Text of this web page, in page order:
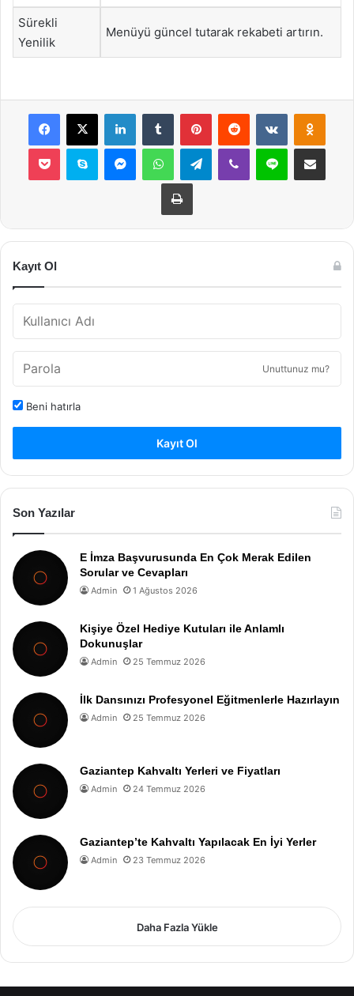
Sürekli
Yenilik
Menüyü güncel tutarak rekabeti artırın.
Facebook
X LinkedInTumblr PinterestReddit VKontakte
Pocket Skype MessengerWhatsAppTelegramViber Line E-Posta ile
Yazdır
Kayıt Ol
Unuttunuz mu?
Beni hatırla
Kayıt Ol
Son Yazılar
E İmza Başvurusunda En Çok Merak Edilen
Sorular ve Cevapları
Admin 1 Ağustos 2026
Kişiye Özel Hediye Kutuları ile Anlamlı
Dokunuşlar
Admin 25 Temmuz 2026
İlk Dansınızı Profesyonel Eğitmenlerle Hazırlayın
Admin 25 Temmuz 2026
Gaziantep Kahvaltı Yerleri ve Fiyatları
Admin 24 Temmuz 2026
Gaziantep’te Kahvaltı Yapılacak En İyi Yerler
Admin 23 Temmuz 2026
Daha Fazla Yükle